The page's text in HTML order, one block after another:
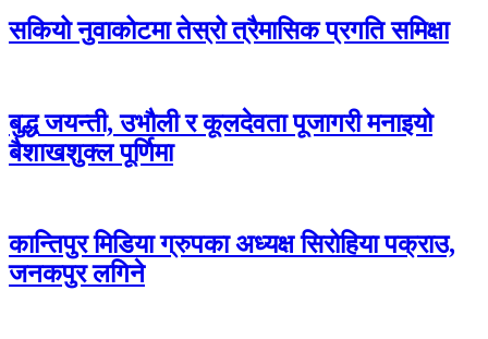
सकियो नुवाकोटमा तेस्रो त्रैमासिक प्रगति समिक्षा
बुद्ध जयन्ती, उभौली र कूलदेवता पूजागरी मनाइयो
बैशाखशुक्ल पूर्णिमा
कान्तिपुर मिडिया ग्रुपका अध्यक्ष सिरोहिया पक्राउ,
जनकपुर लगिने